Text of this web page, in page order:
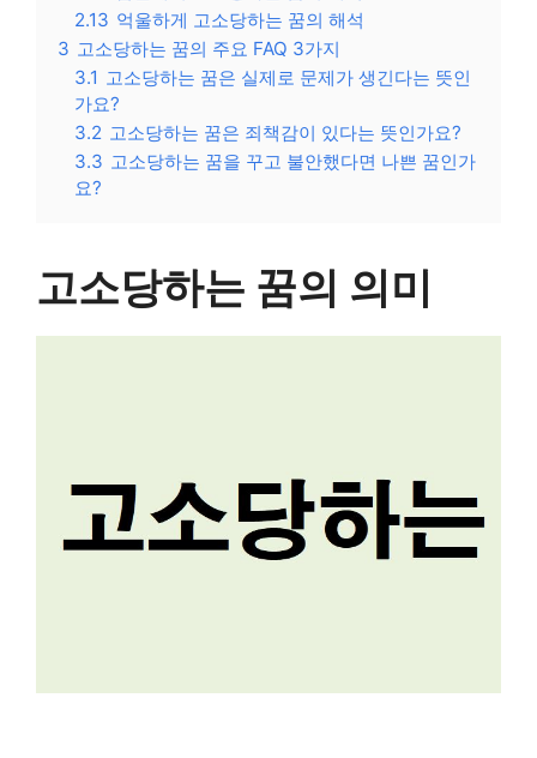
2.13 억울하게 고소당하는 꿈의 해석
3 고소당하는 꿈의 주요 FAQ 3가지
3.1 고소당하는 꿈은 실제로 문제가 생긴다는 뜻인
가요?
3.2 고소당하는 꿈은 죄책감이 있다는 뜻인가요?
3.3 고소당하는 꿈을 꾸고 불안했다면 나쁜 꿈인가
요?
고소당하는 꿈의 의미